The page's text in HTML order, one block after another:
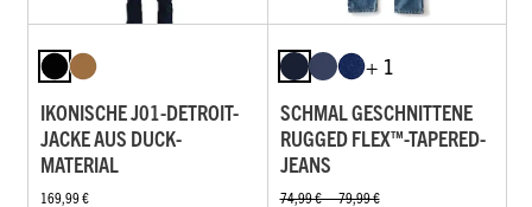
IKONISCHE J01-DETROIT-
JACKE AUS DUCK-
MATERIAL
169,99 €
+ 1
SCHMAL GESCHNITTENE
RUGGED FLEX™-TAPERED-
JEANS
74,99 € — 79,99 €